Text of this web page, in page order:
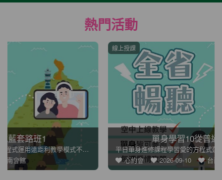
熱門活動
單身學習10從普通到曖昧朋友
平日單身進修課程學習愛的方程式運用遠距離教學模式不管你人身在
2026-09-10 台南會館
線上授課